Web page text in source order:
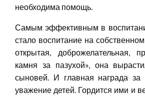
необходима помощь.
Самым эффективным в
стало воспитание на
открытая, доброжелательная,
камня за пазухой», она
сыновей. И главная награда
уважение детей. Гордится ими и